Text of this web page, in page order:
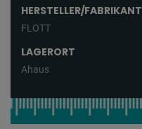
HERSTELLER/FABRIKANT
FLOTT
LAGERORT
Ahaus